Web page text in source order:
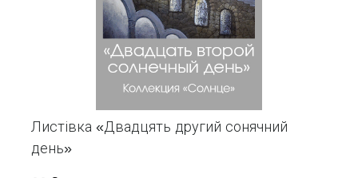
Листівка «Двадцять другий сонячний
день»